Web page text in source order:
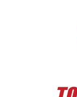
hold er
dansk jord, når
da hele 6 hold